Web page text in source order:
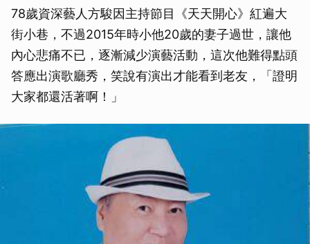
78歲資深藝人方駿因主持節目《天天開心》紅遍大
街小巷，不過2015年時小他20歲的妻子過世，讓他
內心悲痛不已，逐漸減少演藝活動，這次他難得點頭
答應出演歌廳秀，笑說有演出才能看到老友，「證明
大家都還活著啊！」